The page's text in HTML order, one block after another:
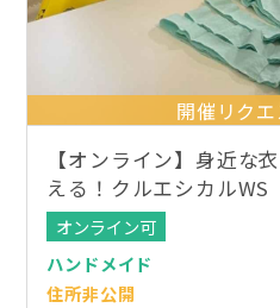
開催リク
【オンライン】身近な
える！クルエシカルWS
オンライン可
ハンドメイド
住所非公開